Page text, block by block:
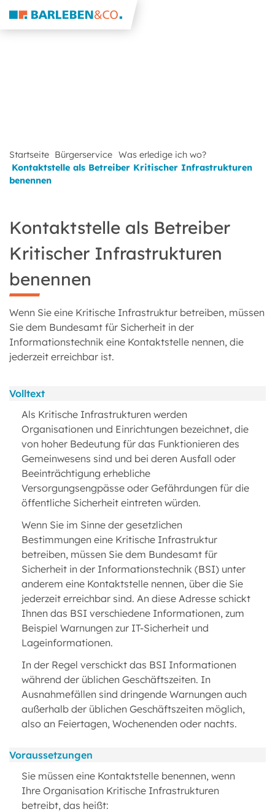
Startseite Bürgerservice Was erledige ich wo?
Kontaktstelle als Betreiber Kritischer Infrastrukturen
benennen
Kontaktstelle als Betreiber
Kritischer Infrastrukturen
benennen
Wenn Sie eine Kritische Infrastruktur betreiben, müssen
Sie dem Bundesamt für Sicherheit in der
Informationstechnik eine Kontaktstelle nennen, die
jederzeit erreichbar ist.
Volltext
Als Kritische Infrastrukturen werden
Organisationen und Einrichtungen bezeichnet, die
von hoher Bedeutung für das Funktionieren des
Gemeinwesens sind und bei deren Ausfall oder
Beeinträchtigung erhebliche
Versorgungsengpässe oder Gefährdungen für die
öffentliche Sicherheit eintreten würden.
Wenn Sie im Sinne der gesetzlichen
Bestimmungen eine Kritische Infrastruktur
betreiben, müssen Sie dem Bundesamt für
Sicherheit in der Informationstechnik (BSI) unter
anderem eine Kontaktstelle nennen, über die Sie
jederzeit erreichbar sind. An diese Adresse schickt
Ihnen das BSI verschiedene Informationen, zum
Beispiel Warnungen zur IT-Sicherheit und
Lageinformationen.
In der Regel verschickt das BSI Informationen
während der üblichen Geschäftszeiten. In
Ausnahmefällen sind dringende Warnungen auch
außerhalb der üblichen Geschäftszeiten möglich,
also an Feiertagen, Wochenenden oder nachts.
Voraussetzungen
Sie müssen eine Kontaktstelle benennen, wenn
Ihre Organisation Kritische Infrastrukturen
betreibt, das heißt: